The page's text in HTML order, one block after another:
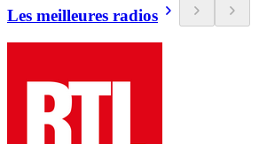
Les meilleures radios